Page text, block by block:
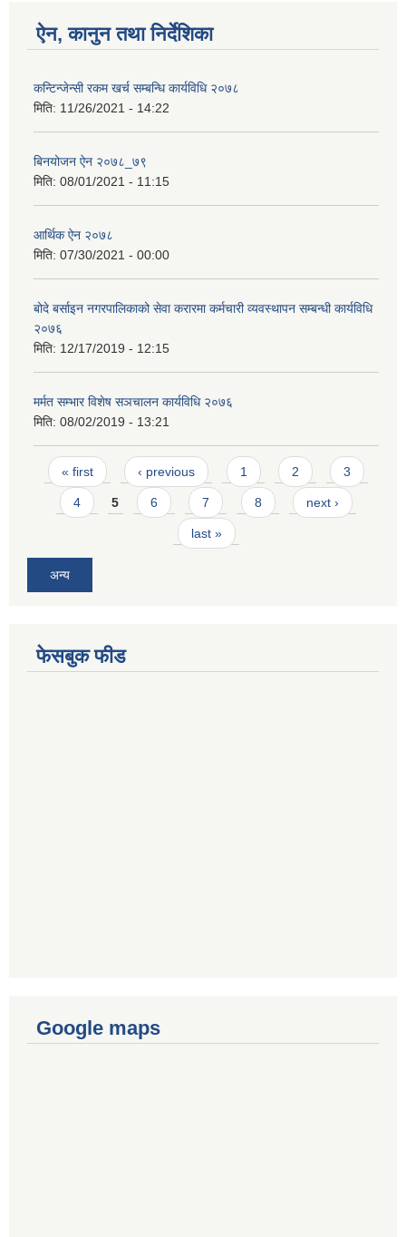
ऐन, कानुन तथा निर्देशिका
कन्टिन्जेन्सी रकम खर्च सम्बन्धि कार्यविधि २०७८
मिति: 11/26/2021 - 14:22
बिनयोजन ऐन २०७८_७९
मिति: 08/01/2021 - 11:15
आर्थिक ऐन २०७८
मिति: 07/30/2021 - 00:00
बोदे बर्साइन नगरपालिकाको सेवा करारमा कर्मचारी व्यवस्थापन सम्बन्धी कार्यविधि
२०७६
मिति: 12/17/2019 - 12:15
मर्मत सम्भार विशेष सञचालन कार्यविधि २०७६
मिति: 08/02/2019 - 13:21
Pages
« first ‹ previous 1 2 3
4 5 6 7 8 next ›
last »
अन्य
फेसबुक फीड
Google maps